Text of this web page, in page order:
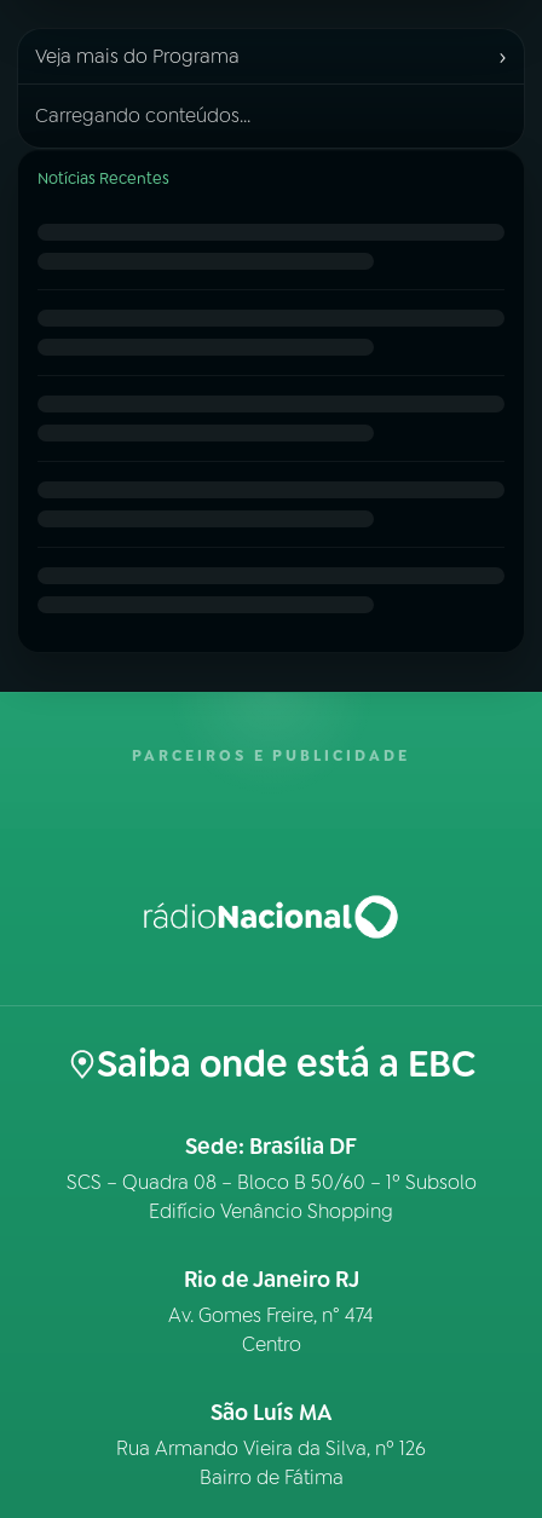
Veja mais do Programa ›
Carregando conteúdos...
Notícias Recentes
PARCEIROS E PUBLICIDADE
Saiba onde está a EBC
Sede: Brasília DF
SCS – Quadra 08 – Bloco B 50/60 – 1º Subsolo
Edifício Venâncio Shopping
Rio de Janeiro RJ
Av. Gomes Freire, n° 474
Centro
São Luís MA
Rua Armando Vieira da Silva, nº 126
Bairro de Fátima